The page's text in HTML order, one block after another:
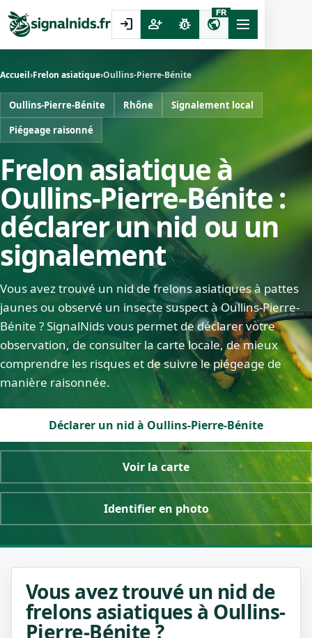
login person_add pest_control public
FR
Accueil›Frelon asiatique›Oullins-Pierre-Bénite
Oullins-Pierre-Bénite Rhône
Signalement local
Piégeage raisonné
Frelon asiatique à
Oullins-Pierre-Bénite :
déclarer un nid ou un
signalement
Vous avez trouvé un nid de frelons asiatiques à pattes
jaunes ou observé un insecte suspect à Oullins-Pierre-
Bénite ? SignalNids vous permet de déclarer votre
observation, de consulter la carte locale, de mieux
comprendre les risques et de suivre le piégeage de
manière raisonnée.
Déclarer un nid à Oullins-Pierre-Bénite
Voir la carte
Identifier en photo
Vous avez trouvé un nid de
frelons asiatiques à Oullins-
Pierre-Bénite ?